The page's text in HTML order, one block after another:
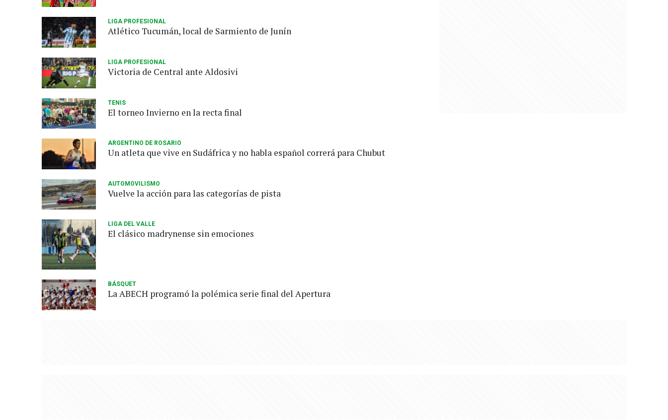
LIGA PROFESIONAL
Atlético Tucumán, local de Sarmiento de Junín
LIGA PROFESIONAL
Victoria de Central ante Aldosivi
TENIS
El torneo Invierno en la recta final
ARGENTINO DE ROSARIO
Un atleta que vive en Sudáfrica y no habla español correrá para Chubut
AUTOMOVILISMO
Vuelve la acción para las categorías de pista
LIGA DEL VALLE
El clásico madrynense sin emociones
BÁSQUET
La ABECH programó la polémica serie final del Apertura